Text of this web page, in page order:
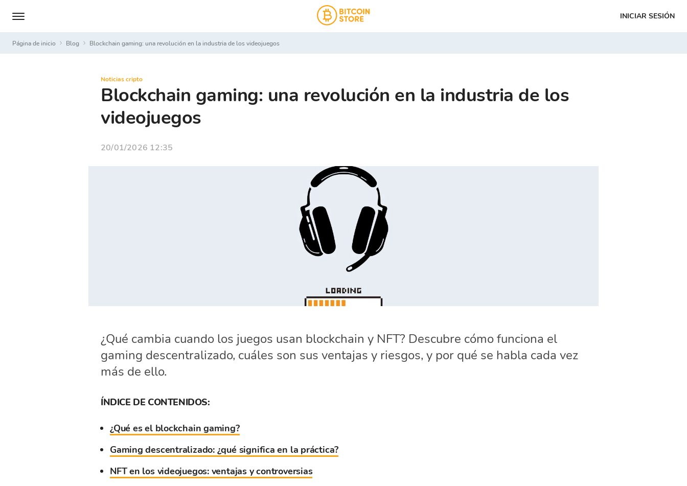
INICIAR SESIÓN
Página de inicio Blog Blockchain gaming: una revolución en la industria de los videojuegos
Noticias cripto
Blockchain gaming: una revolución en la industria de los
videojuegos
20/01/2026 12:35
¿Qué cambia cuando los juegos usan blockchain y NFT? Descubre cómo funciona el
gaming descentralizado, cuáles son sus ventajas y riesgos, y por qué se habla cada vez
más de ello.
ÍNDICE DE CONTENIDOS:
¿Qué es el blockchain gaming?
Gaming descentralizado: ¿qué significa en la práctica?
NFT en los videojuegos: ventajas y controversias